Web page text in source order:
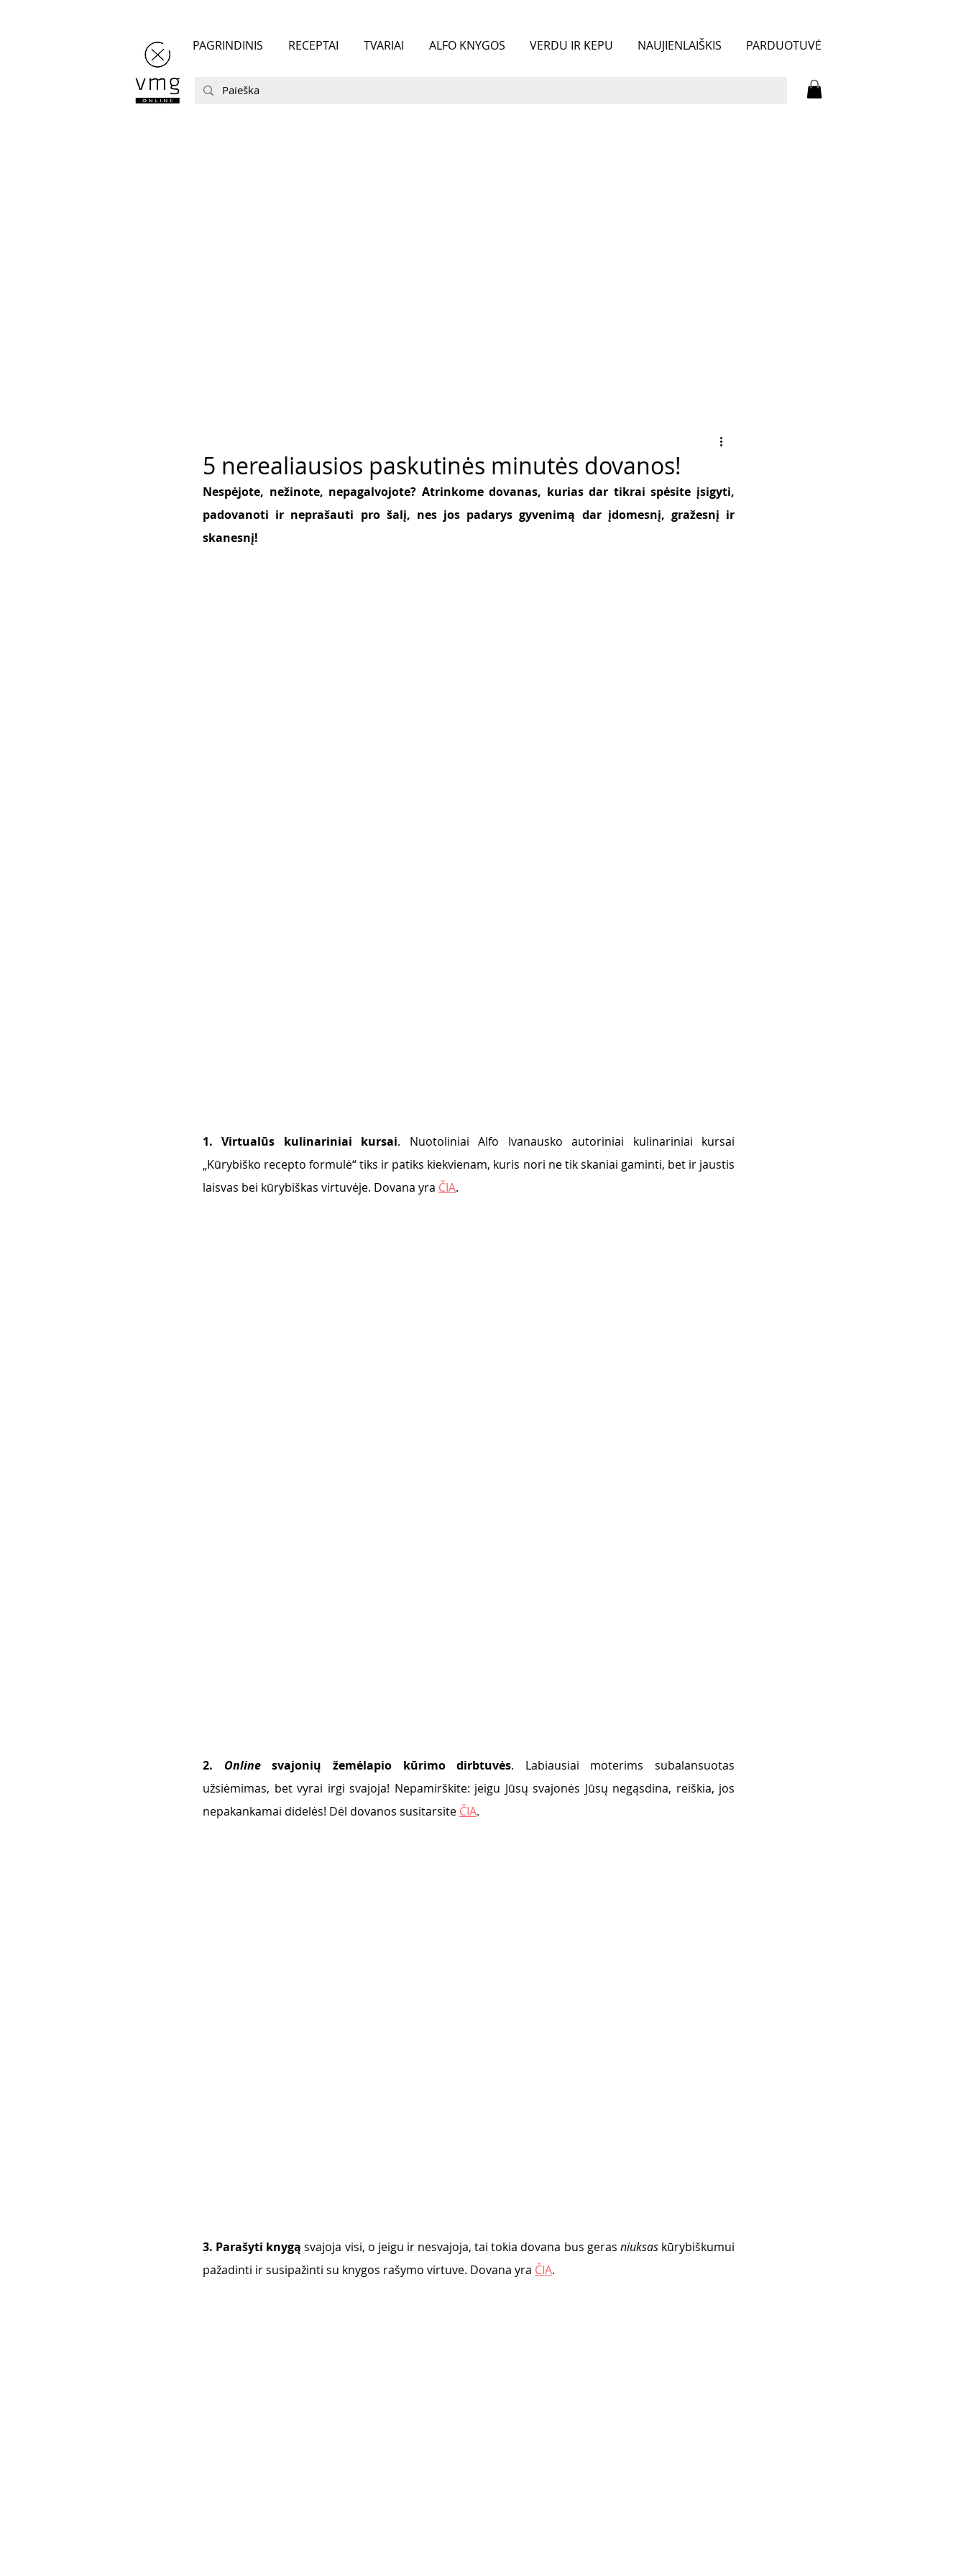
PAGRINDINIS RECEPTAI TVARIAI ALFO KNYGOS VERDU IR KEPU NAUJIENLAIŠKIS PARDUOTUVĖ
5 nerealiausios paskutinės minutės dovanos!
Nespėjote, nežinote, nepagalvojote? Atrinkome dovanas, kurias dar tikrai spėsite įsigyti,
padovanoti ir neprašauti pro šalį, nes jos padarys gyvenimą dar įdomesnį, gražesnį ir
skanesnį!
1. Virtualūs kulinariniai kursai. Nuotoliniai Alfo Ivanausko autoriniai kulinariniai kursai
„Kūrybiško recepto formulė“ tiks ir patiks kiekvienam, kuris nori ne tik skaniai gaminti, bet ir jaustis
laisvas bei kūrybiškas virtuvėje. Dovana yra ČIA.
2. Online svajonių žemėlapio kūrimo dirbtuvės. Labiausiai moterims subalansuotas
užsiėmimas, bet vyrai irgi svajoja! Nepamirškite: jeigu Jūsų svajonės Jūsų negąsdina, reiškia, jos
nepakankamai didelės! Dėl dovanos susitarsite ČIA.
3. Parašyti knygą svajoja visi, o jeigu ir nesvajoja, tai tokia dovana bus geras niuksas kūrybiškumui
pažadinti ir susipažinti su knygos rašymo virtuve. Dovana yra ČIA.